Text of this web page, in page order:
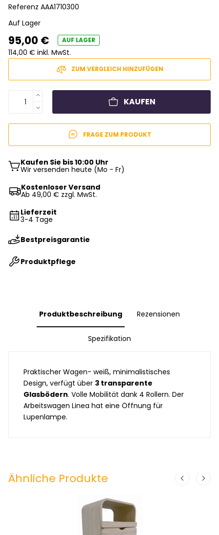
ReferenzAAA1710300
Auf Lager
95,00 € AUF LAGER
114,00 € inkl. MwSt.
ZUM VERGLEICH HINZUFÜGEN
KAUFEN
FRAGE ZUM PRODUKT
Kaufen Sie bis 10:00 Uhr
Wir versenden heute (Mo - Fr)
Kostenloser Versand
Ab 49,00 € zzgl. MwSt.
Lieferzeit
3-4 Tage
Bestpreisgarantie
Produktpflege
Produktbeschreibung Rezensionen
Spezifikation
Praktischer Wagen- weiß, minimalistisches
Design, verfügt über 3 transparente
Glasbödern. Volle Mobilität dank 4 Rollern. Der
Arbeitswagen Linea hat eine Öffnung für
Lupenlampe.
Ähnliche Produkte